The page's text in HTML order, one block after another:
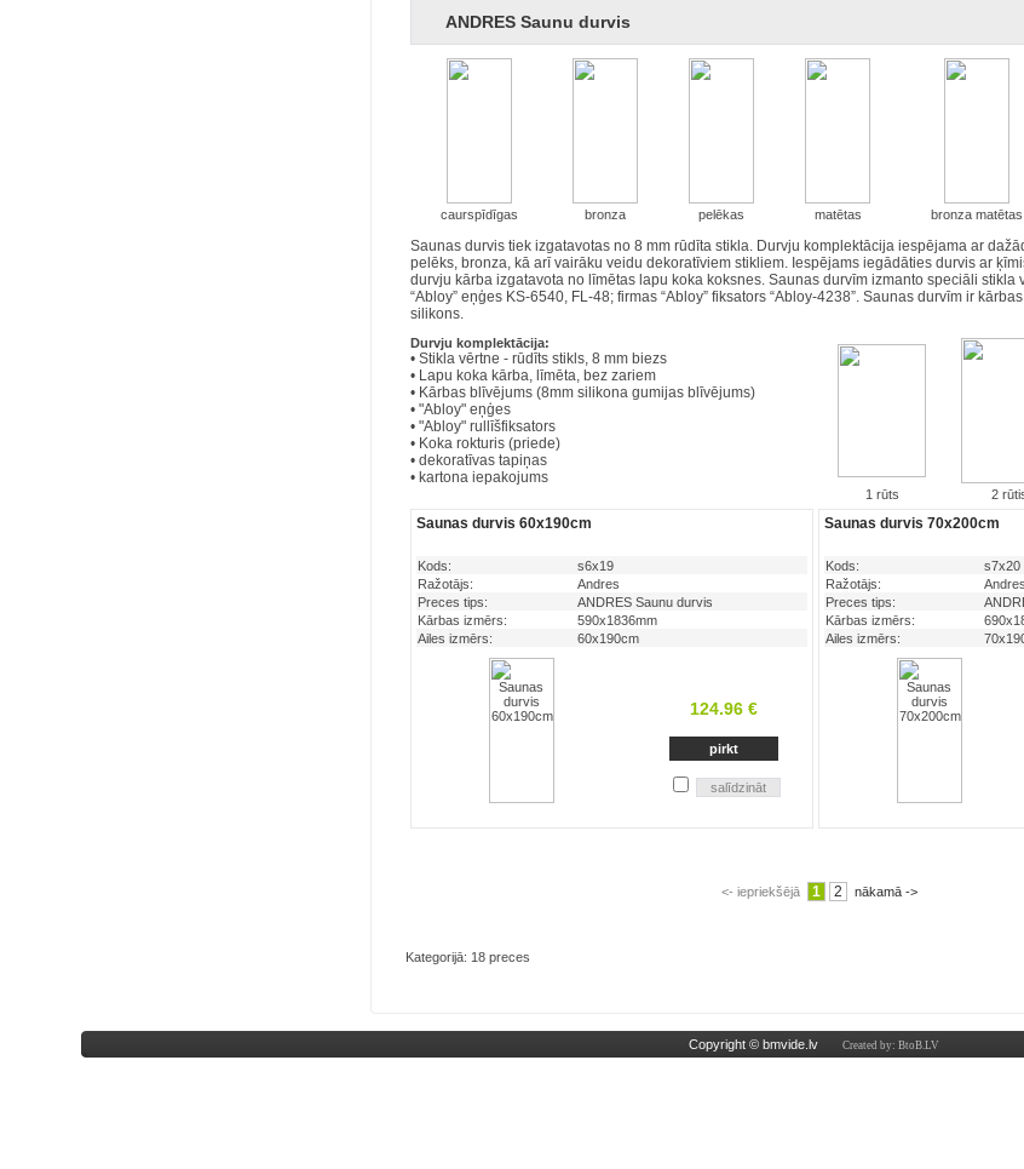
ANDRES Saunu durvis
caurspīdīgas bronza pelēkas matētas bronza matētas
Saunas durvis tiek izgatavotas no 8 mm rūdīta stikla. Durvju komplektācija iespējama ar
pelēks, bronza, kā arī vairāku veidu dekoratīviem stikliem. Iespējams iegādāties durvis ar
durvju kārba izgatavota no līmētas lapu koka koksnes. Saunas durvīm izmanto speciāli stikla
“Abloy” eņģes KS-6540, FL-48; firmas “Abloy” fiksators “Abloy-4238”. Saunas durvīm ir
silikons.
1 rūts 2
Durvju komplektācija:
• Stikla vērtne - rūdīts stikls, 8 mm biezs
• Lapu koka kārba, līmēta, bez zariem
• Kārbas blīvējums (8mm silikona gumijas blīvējums)
• "Abloy" eņģes
• "Abloy" rullīšfiksators
• Koka rokturis (priede)
• dekoratīvas tapiņas
• kartona iepakojums
Saunas durvis 60x190cm
Kods:
s6x19
Ražotājs:
Andres
Preces tips:
ANDRES Saunu durvis
Kārbas izmērs:
590x1836mm
Ailes izmērs:
60x190cm
124.96 €
Saunas durvis 70x200cm
Kods:
s7x20
Ražotājs:
Andres
Preces tips:
Kārbas izmērs:
Ailes izmērs:
<- iepriekšējā 1 2 nākamā ->
Kategorijā: 18 preces
Copyright © bmvide.lv Created by: BtoB.LV